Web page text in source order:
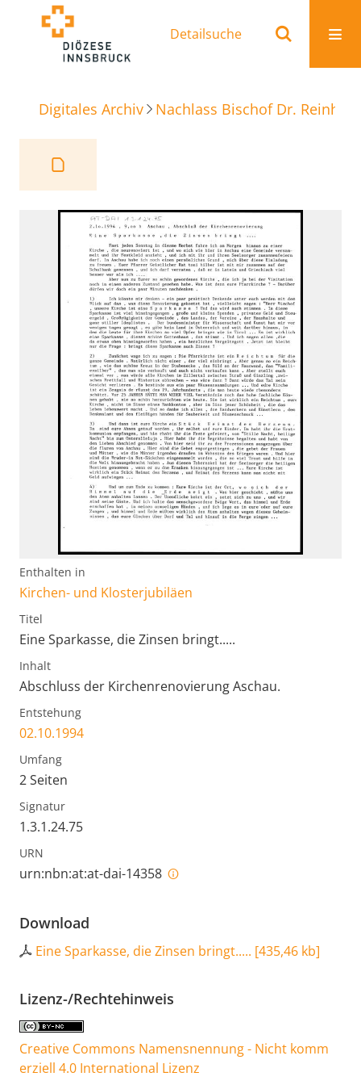
Detailsuche
Digitales Archiv Nachlass Bischof Dr.
Enthalten in
Kirchen- und Klosterjubiläen
Titel
Eine Sparkasse, die Zinsen bringt.....
Inhalt
Abschluss der Kirchenrenovierung Aschau.
Entstehung
02.10.1994
Umfang
2 Seiten
Signatur
1.3.1.24.75
URN
urn:nbn:at:at-dai-14358
Download
Eine Sparkasse, die Zinsen bringt..... [435,46 kb]
Lizenz-/Rechtehinweis
Creative Commons Namensnennung - Nicht komm
erziell 4.0 International Lizenz